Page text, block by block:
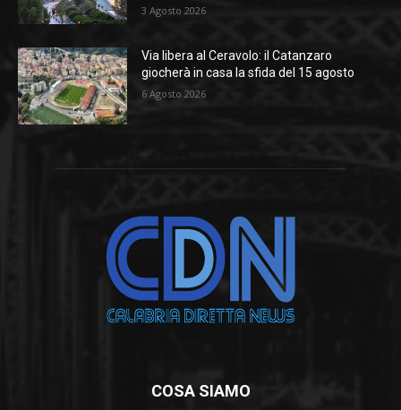
3 Agosto 2026
Via libera al Ceravolo: il Catanzaro
giocherà in casa la sfida del 15 agosto
6 Agosto 2026
COSA SIAMO